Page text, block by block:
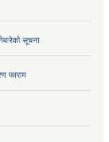
सूचना
फाराम